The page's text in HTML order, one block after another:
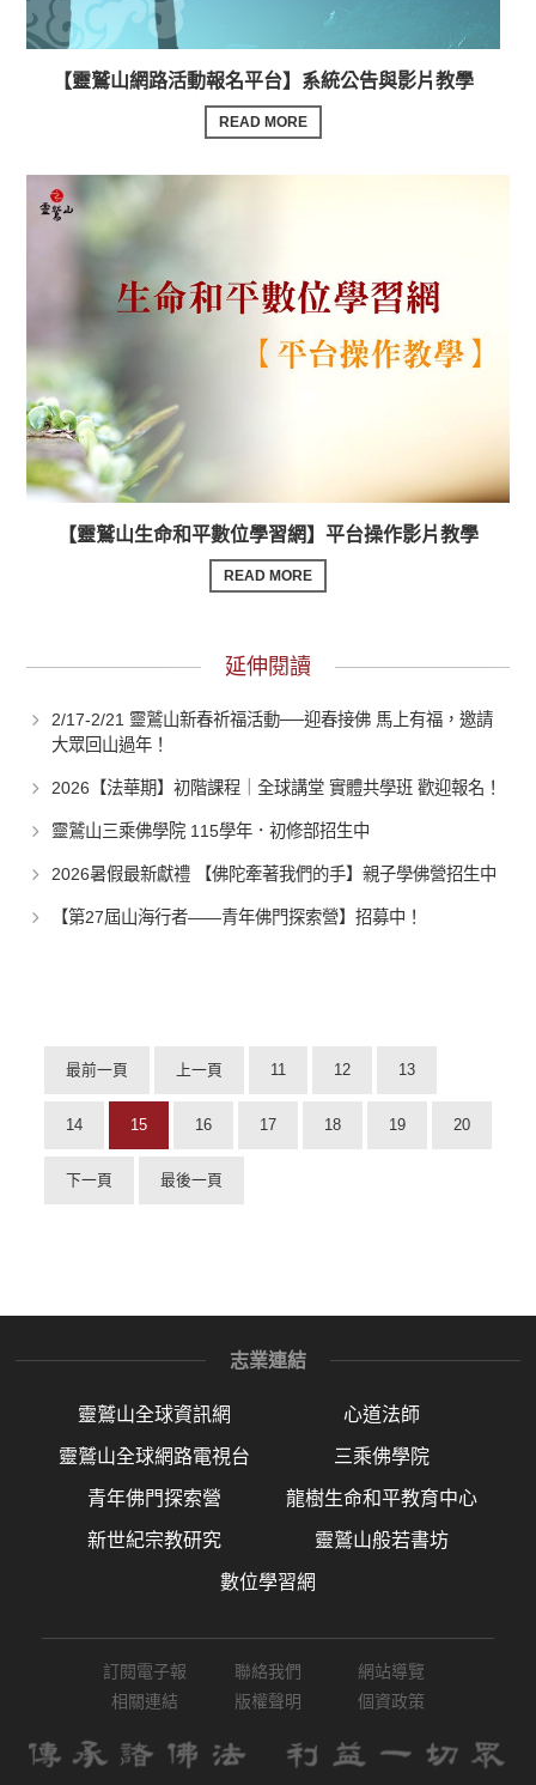
【靈鷲山網路活動報名平台】系統公告與影片教學
READ MORE
【靈鷲山生命和平數位學習網】平台操作影片教學
READ MORE
延伸閱讀
2/17-2/21 靈鷲山新春祈福活動──迎春接佛 馬上有福，邀請
大眾回山過年！
2026【法華期】初階課程｜全球講堂 實體共學班 歡迎報名！
靈鷲山三乘佛學院 115學年．初修部招生中
2026暑假最新獻禮 【佛陀牽著我們的手】親子學佛營招生中
【第27屆山海行者——青年佛門探索營】招募中！
最前一頁 上一頁 11 12 13
14 15 16 17 18 19 20
下一頁 最後一頁
志業連結
靈鷲山全球資訊網 心道法師
靈鷲山全球網路電視台 三乘佛學院
青年佛門探索營 龍樹生命和平教育中心
新世紀宗教研究 靈鷲山般若書坊
數位學習網
訂閱電子報 聯絡我們
網站導覽
相關連結
版權聲明 個資政策